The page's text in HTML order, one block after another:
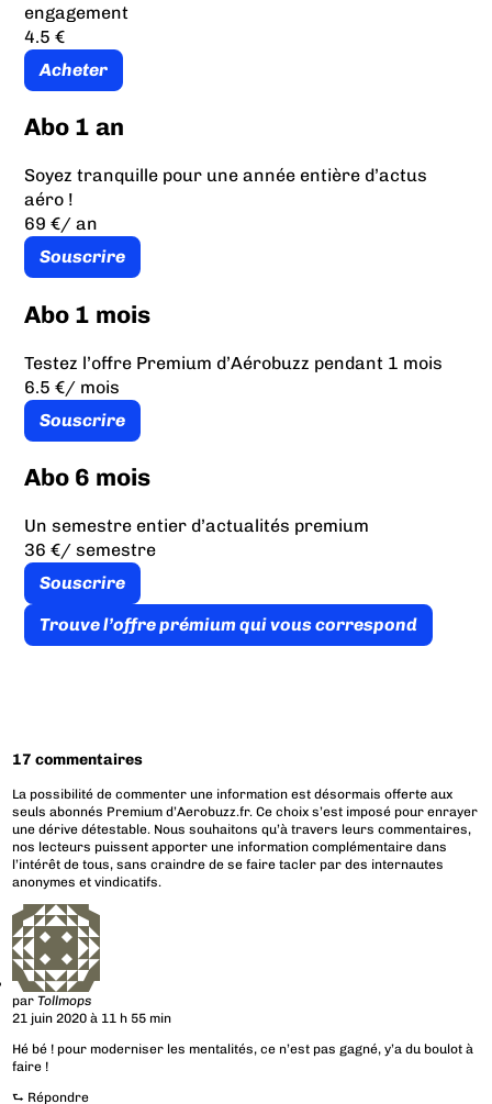
engagement
4.5 €
Acheter
Abo 1 an
Soyez tranquille pour une année entière d’actus
aéro !
69 €/ an
Souscrire
Abo 1 mois
Testez l’offre Premium d’Aérobuzz pendant 1 mois
6.5 €/ mois
Souscrire
Abo 6 mois
Un semestre entier d’actualités premium
36 €/ semestre
Souscrire
Trouve l’offre prémium qui vous correspond
17 commentaires
La possibilité de commenter une information est désormais offerte aux
seuls abonnés Premium d’Aerobuzz.fr. Ce choix s’est imposé pour enrayer
une dérive détestable. Nous souhaitons qu’à travers leurs commentaires,
nos lecteurs puissent apporter une information complémentaire dans
l’intérêt de tous, sans craindre de se faire tacler par des internautes
anonymes et vindicatifs.
parTollmops
21 juin 2020 à 11 h 55 min
Hé bé ! pour moderniser les mentalités, ce n’est pas gagné, y’a du boulot à
faire !
⮑ Répondre